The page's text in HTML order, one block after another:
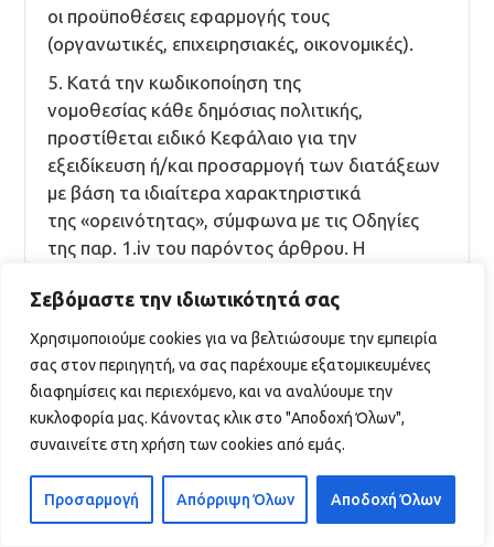
Σεβόμαστε την ιδιωτικότητά σας
Χρησιμοποιούμε cookies για να βελτιώσουμε την εμπειρία
σας στον περιηγητή, να σας παρέχουμε εξατομικευμένες
διαφημίσεις και περιεχόμενο, και να αναλύουμε την
κυκλοφορία μας. Κάνοντας κλικ στο "Αποδοχή Όλων",
συναινείτε στη χρήση των cookies από εμάς.
Προσαρμογή Απόρριψη Όλων Αποδοχή Όλων
οι προϋποθέσεις εφαρμογής τους
(οργανωτικές, επιχειρησιακές, οικονομικές).
5. Κατά την κωδικοποίηση της
νομοθεσίας κάθε δημόσιας πολιτικής,
προστίθεται ειδικό Κεφάλαιο για την
εξειδίκευση ή/και προσαρμογή των διατάξεων
με βάση τα ιδιαίτερα χαρακτηριστικά
της «ορεινότητας», σύμφωνα με τις Οδηγίες
της παρ. 1.iv του παρόντος άρθρου. Η
Κοινοβουλευτικών Θεμάτων ενσωματώνει τη
δέσμευση αυτή στις Εγκυκλίους και τις Οδηγίες
της
προς τις νομοπαρασκευαστικές οργανικές
μονάδες των Υπουργείων και εποπτεύει την
εφαρμογή τους.
6. Στην Υπηρεσία Συντονισμού κάθε
Υπουργείου (άρθρο 38,